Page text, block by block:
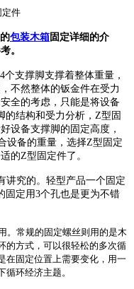
包装木箱固定详细的介
。
支撑脚支撑着整体重量，
不然整体的钣金件在受力
全的考虑，只能是将设备
的结构和受力分析，Z型固
设备支撑脚的固定高度，
设备的重量，选择Z型固定
的Z型固定件了。
讲究的。轻型产品一个固定
固定用3个孔也是更为不错
。常规的固定螺丝则用的是木
的方式，可以很轻松的多次循
在固定位置上需要变化，用一
循环经济主题。